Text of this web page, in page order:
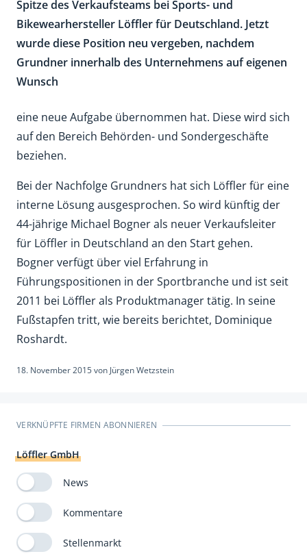
Spitze des Verkaufsteams bei Sports- und
Bikewearhersteller Löffler für Deutschland. Jetzt
wurde diese Position neu vergeben, nachdem
Grundner innerhalb des Unternehmens auf eigenen
Wunsch
eine neue Aufgabe übernommen hat. Diese wird sich
auf den Bereich Behörden- und Sondergeschäfte
beziehen.
Bei der Nachfolge Grundners hat sich Löffler für eine
interne Lösung ausgesprochen. So wird künftig der
44-jährige Michael Bogner als neuer Verkaufsleiter
für Löffler in Deutschland an den Start gehen.
Bogner verfügt über viel Erfahrung in
Führungspositionen in der Sportbranche und ist seit
2011 bei Löffler als Produktmanager tätig. In seine
Fußstapfen tritt, wie bereits berichtet, Dominique
Roshardt.
18. November 2015von Jürgen Wetzstein
VERKNÜPFTE FIRMEN ABONNIEREN
Löffler GmbH
News
Kommentare
Stellenmarkt